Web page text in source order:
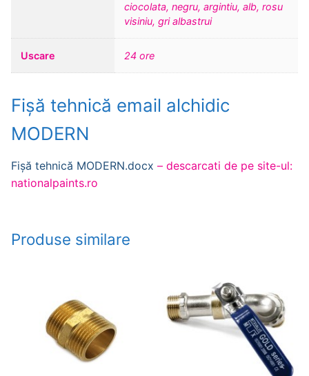
ciocolata, negru, argintiu, alb, rosu
visiniu, gri albastrui
Uscare 24 ore
Fișă tehnică email alchidic
MODERN
Fișă tehnică MODERN.docx – descarcati de pe site-ul:
nationalpaints.ro
Produse similare